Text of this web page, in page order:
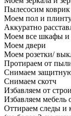
Пылесосим
Моем пол и
Аккуратно
Моем все шкафы и
Моем двери
Моем розетки/
Протираем от
Снимаем
Снимаем скотч
Избавляем от
Избавляем мебель
Оттираем следы и